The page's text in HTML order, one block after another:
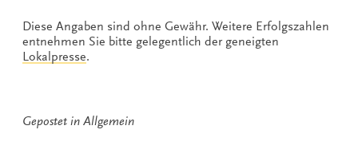
Diese Angaben sind ohne Gewähr. Weitere Erfolgszahlen
entnehmen Sie bitte gelegentlich der geneigten
Lokalpresse.
Gepostet in Allgemein